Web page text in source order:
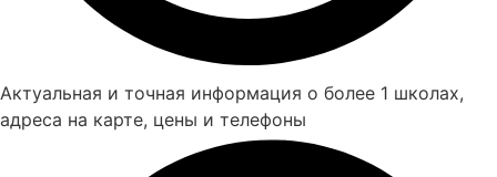
Актуальная и точная информация о более 1 школах,
адреса на карте, цены и телефоны